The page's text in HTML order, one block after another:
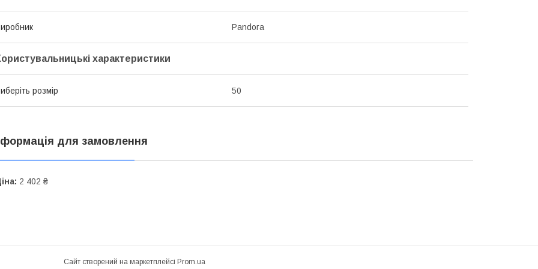
Pandora
характеристики
розмір 50
для замовлення
2 402 ₴
Сайт створений на маркетплейсі Prom.ua